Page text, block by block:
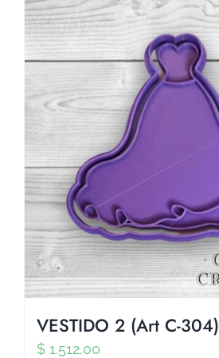
VESTIDO 2 (Art C-304)
$ 1.512,00